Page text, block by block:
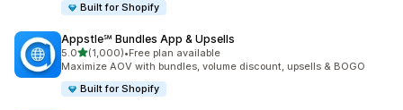
Built for Shopify
Appstle℠ Bundles App & Upsells
5.0별 5개 중
(1,000)
총 리뷰 1000개
•Free plan available
Maximize AOV with bundles, volume discount, upsells & BOGO
Built for Shopify